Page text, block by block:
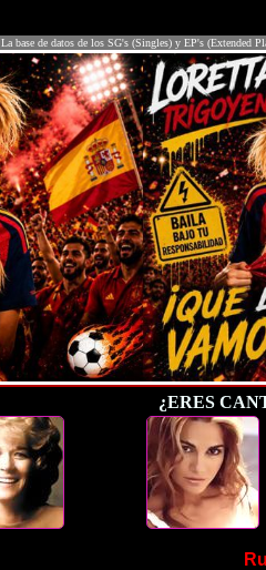
La base de datos de los SG's (Singles) y EP's (Extended
¿ERES